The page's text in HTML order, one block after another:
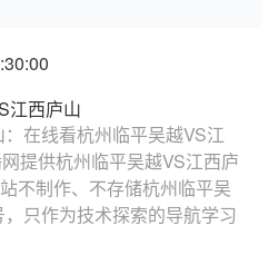
江西庐山
在线看杭州临平吴越VS江
提供杭州临平吴越VS江西庐
不制作、不存储杭州临平吴
只作为技术探索的导航学习